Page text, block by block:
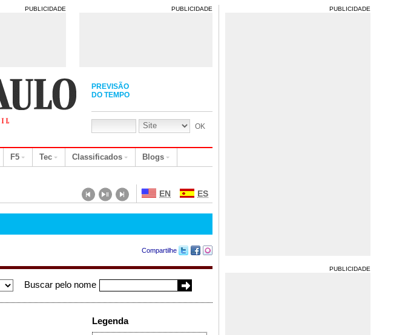
PUBLICIDADE PUBLICIDADE
PREVISÃO
DO TEMPO
F5 Tec Classificados
Blogs
EN ES
Compartilhe
Buscar pelo nome
Legenda
PUBLICIDADE
PUBLICIDADE